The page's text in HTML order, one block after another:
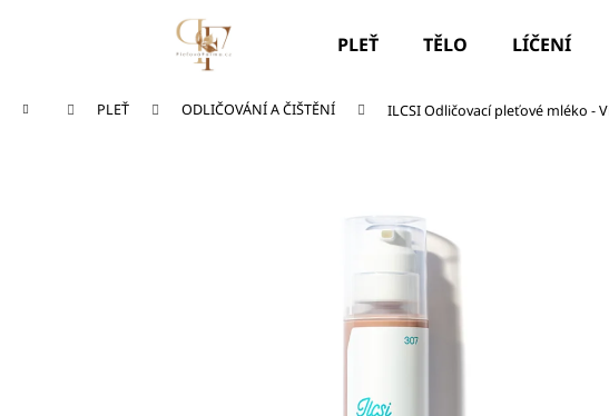
PLEŤ TĚLO LÍČENÍ
Domů PLEŤ ODLIČOVÁNÍ A ČIŠTĚNÍ ILCSI Odličovací pleťové mléko -
obchodu
obchodu
Co